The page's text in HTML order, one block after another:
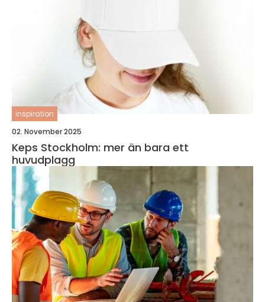
inspiration
02. November 2025
Keps Stockholm: mer än bara ett
huvudplagg